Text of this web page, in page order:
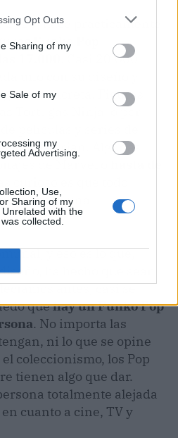
Opt Outs
Sharing of my
Sale of my
my
Advertising.
Use,
Sharing of my
with the
collected.
2020, hace prácticamente
Funko Pop
17.000
. Casi 20.000
uno con su diseño y
concreta. Figuras
Tortugas Ninja, o por
Mandalorian. Algunas
de Marvel o
para una
y eso es lo que,
ha hecho que sean
antes, casi se
quehay un Funko Pop
. No importa las
ni lo que se opine
coleccionismo, los Pop
tienen algo que dar.
totalmente alejada
cuanto a cine, TV y